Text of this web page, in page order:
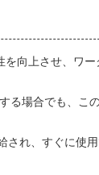
向上させ、ワー
る場合でも、こ
され、すぐに使